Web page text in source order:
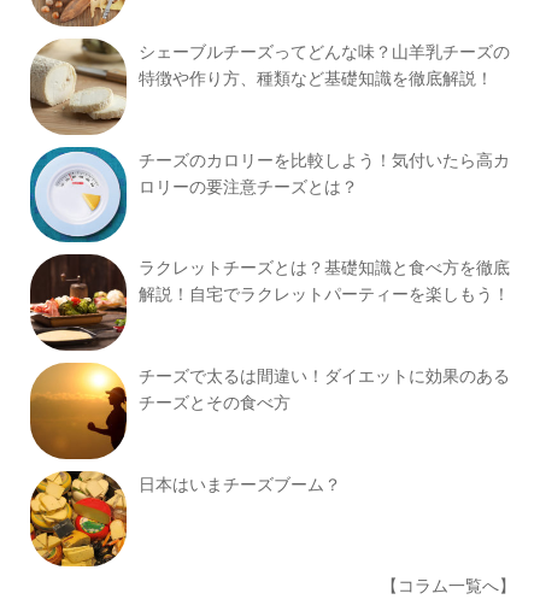
シェーブルチーズってどんな味？山羊乳チーズの
特徴や作り方、種類など基礎知識を徹底解説！
チーズのカロリーを比較しよう！気付いたら高カ
ロリーの要注意チーズとは？
ラクレットチーズとは？基礎知識と食べ方を徹底
解説！自宅でラクレットパーティーを楽しもう！
チーズで太るは間違い！ダイエットに効果のある
チーズとその食べ方
日本はいまチーズブーム？
【コラム一覧へ】